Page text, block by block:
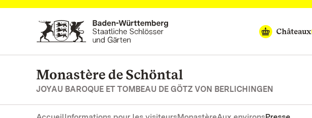
Vers la page d’accueil
Châteaux
Monastère de Schöntal
JOYAU BAROQUE ET TOMBEAU DE GÖTZ VON BERLICHINGEN